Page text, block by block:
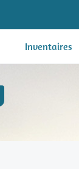
Inventaires